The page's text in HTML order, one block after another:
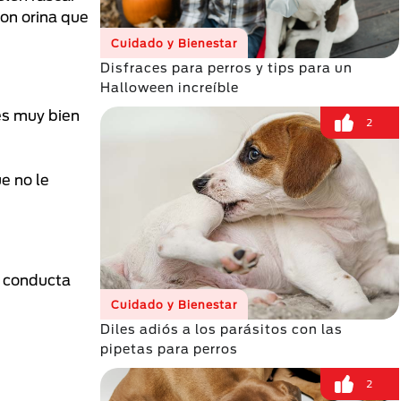
orina que
muy bien
no le
conducta
Cuidado y Bienestar
Disfraces para perros y tips para un
Halloween increíble
2
Cuidado y Bienestar
Diles adiós a los parásitos con las
pipetas para perros
2